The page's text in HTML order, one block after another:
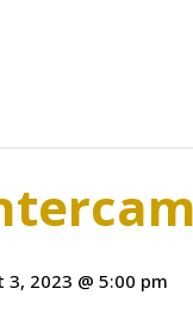
3, 2023 @ 5:00 pm